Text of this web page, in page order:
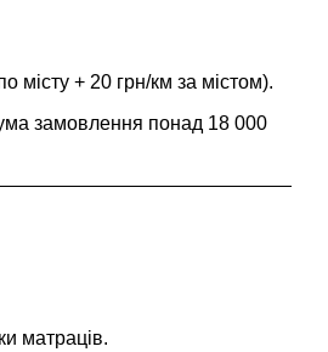
місту + 20 грн/км за містом).
замовлення понад 18 000
матраців.